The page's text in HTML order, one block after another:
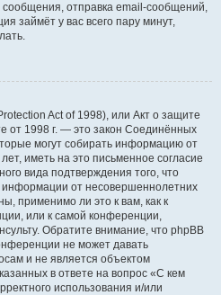
отправка email-сообщений,
займёт у вас всего пару минут,
Act of 1998), или Акт о защите
от 1998 г. — это закон Соединённых
могут собирать информацию от
иметь на это письменное согласие
вида подтверждения того, что
от несовершеннолетних
применимо ли это к вам, как к
или к самой конференции,
Обратите внимание, что phpBB
не может давать
и не является объектом
в ответе на вопрос «С кем
использования и/или